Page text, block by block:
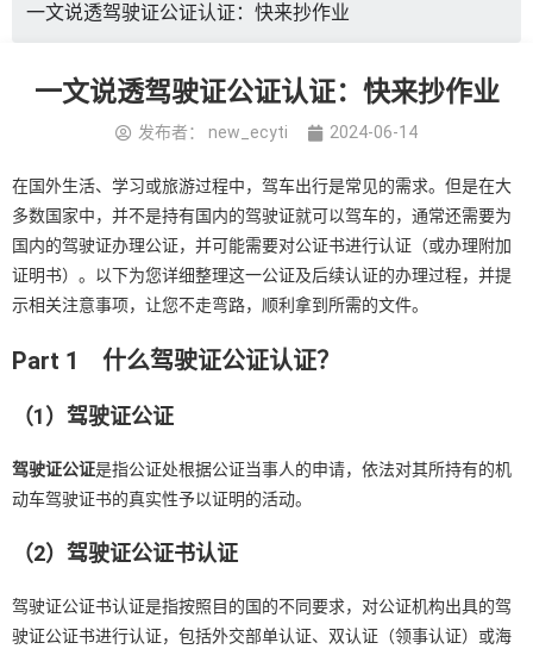
一文说透驾驶证公证认证：快来抄作业
一文说透驾驶证公证认证：快来抄作业
发布者： new_ecyti 2024-06-14
在国外生活、学习或旅游过程中，驾车出行是常见的需求。但是在大
多数国家中，并不是持有国内的驾驶证就可以驾车的，通常还需要为
国内的驾驶证办理公证，并可能需要对公证书进行认证（或办理附加
证明书）。以下为您详细整理这一公证及后续认证的办理过程，并提
示相关注意事项，让您不走弯路，顺利拿到所需的文件。
Part 1 什么驾驶证公证认证？
（1）驾驶证公证
驾驶证公证是指公证处根据公证当事人的申请，依法对其所持有的机
动车驾驶证书的真实性予以证明的活动。
（2）驾驶证公证书认证
驾驶证公证书认证是指按照目的国的不同要求，对公证机构出具的驾
驶证公证书进行认证，包括外交部单认证、双认证（领事认证）或海